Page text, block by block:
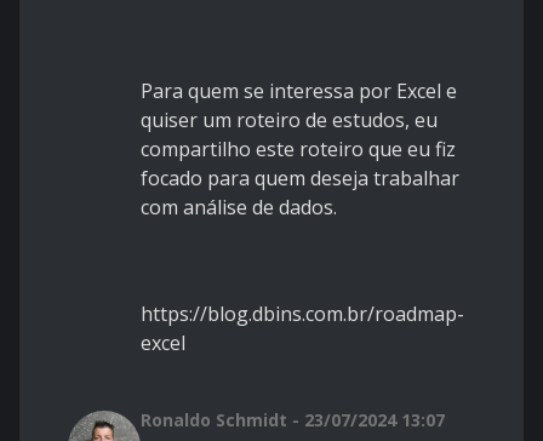
Para quem se interessa por Excel e
quiser um roteiro de estudos, eu
compartilho este roteiro que eu fiz
focado para quem deseja trabalhar
com análise de dados.
https://blog.dbins.com.br/roadmap-
excel
Ronaldo Schmidt - 23/07/2024 13:07